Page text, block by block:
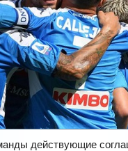
действующие